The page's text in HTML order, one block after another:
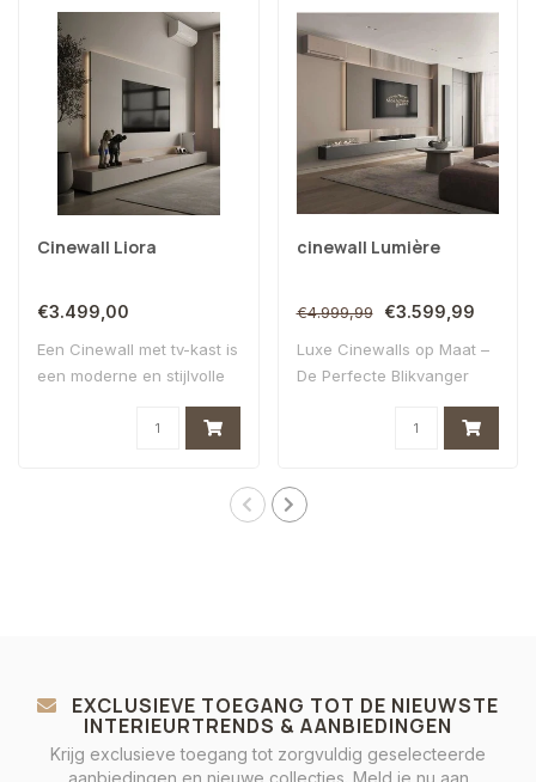
Cinewall Liora
€3.499,00
Een Cinewall met tv-kast is
een moderne en stijlvolle
cinewall Lumière
€4.999,99 €3.599,99
Luxe Cinewalls op Maat –
De Perfecte Blikvanger
EXCLUSIEVE TOEGANG TOT DE NIEUWSTE
INTERIEURTRENDS & AANBIEDINGEN
Krijg exclusieve toegang tot zorgvuldig geselecteerde
aanbiedingen en nieuwe collecties. Meld je nu aan